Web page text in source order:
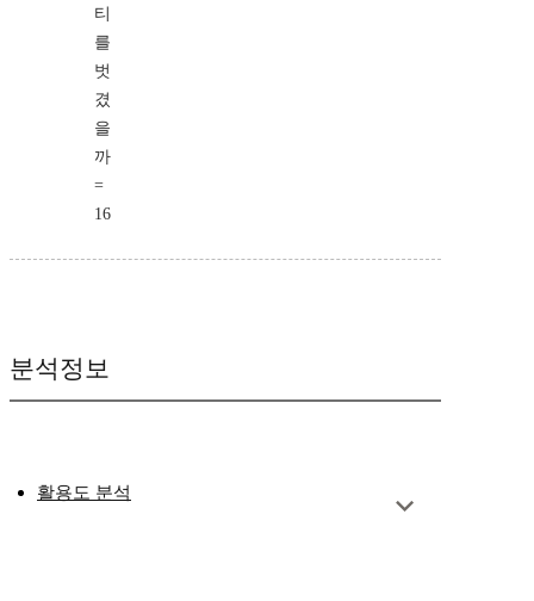
티
를
벗
겼
을
까
=
16
분석정보
활용도 분석